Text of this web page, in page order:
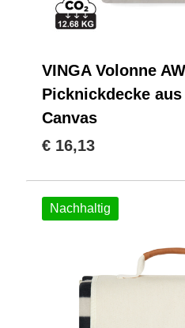
VINGA Volonne
Picknickdecke
Canvas
€ 16,13
Nachhaltig